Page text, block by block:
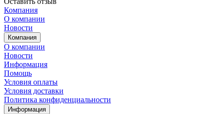
Компания
О компании
Новости
Компания
О компании
Новости
Информация
Помощь
Условия оплаты
Условия доставки
Политика конфиденциальности
Информация